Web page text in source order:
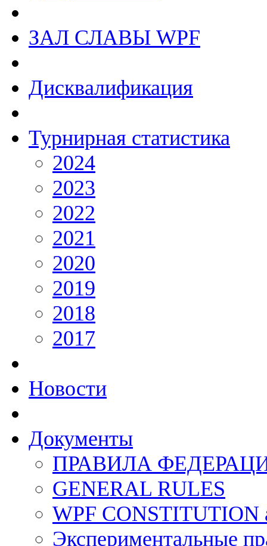
ЗАЛ СЛАВЫ WPF
Дисквалификация
Турнирная статистика
2024
2023
2022
2021
2020
2019
2018
2017
Новости
Документы
ПРАВИЛА
GENERAL RULES
WPF CONSTITUTION
Экспериментальные